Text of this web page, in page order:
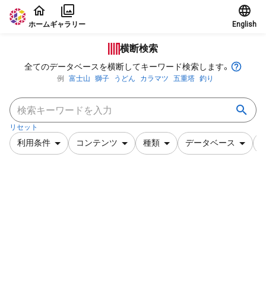
本文に飛ぶ
ホームギャラリー English
横断検索
全てのデータベースを横断してキーワード検索します。
例 富士山 獅子 うどん カラマツ 五重塔 釣り
リセット
利用条件 コンテンツ 種類 データベース